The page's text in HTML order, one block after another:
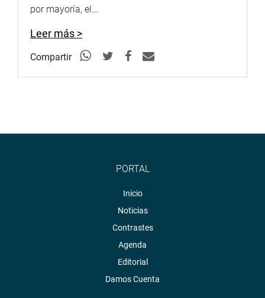
por mayoría, el...
Leer más >
Compartir
PORTAL
Inicio
Noticias
Contrastes
Agenda
Editorial
Damos Cuenta